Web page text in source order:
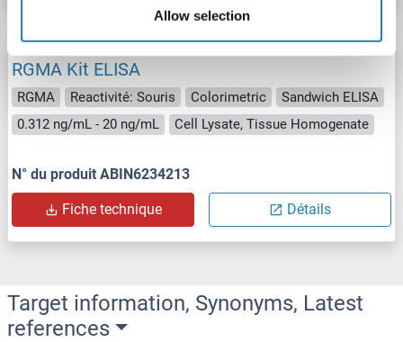
Allow selection
RGMA Kit ELISA
RGMA Reactivité: Souris Colorimetric
Sandwich ELISA
0.312 ng/mL - 20 ng/mL
Cell Lysate, Tissue Homogenate
N° du produit ABIN6234213
Fiche technique Détails
Target information, Synonyms, Latest
references